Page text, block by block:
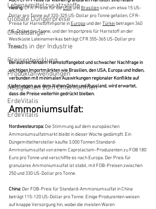
Lebensmittelzusatzstoffe
Globale Düngerpreise
Chelatdünger
Trends in der Industrie
Preisentwicklung
Produktanwendungen
Neuigkeiten zum Unternehmen
ErdeVitalis
ErdeVitalis
niedrig: CFR-Preise für die USA und Brasilien sind um etwa 15 US-
Dollar pro Tonne auf 320-325 US-Dollar pro Tonne gefallen, CFR-
Preise für Harnstoffimporte in Europa und der Türkei betragen 340
US-Dollar pro Tonne, und der Importpreis für Harnstoff an der
Westküste Lateinamerikas beträgt CFR 355-365 US-Dollar pro
Tonne.
Bei ausreichendem Harnstoffangebot und schwacher Nachfrage in
wichtigen Importmärkten wie Brasilien, den USA, Europa und Indien,
verbunden mit minimalen Auswirkungen regionaler Konflikte auf
Lieferungen aus dem Nahen Osten und Russland, wird erwartet,
dass die Preise weiterhin gedrückt bleiben.
Ammoniumsulfat:
Nordwesteuropa: Die Stimmung auf dem europäischen
Ammoniumsulfatmarkt bleibt in dieser Woche gedämpft. Ein
Düngemittelhersteller kaufte 3.000 Tonnen Standard-
Ammoniumsulfat von einem Caprolactam-Produzenten zu FOB 180
Euro pro Tonne und verschiffte es nach Europa. Der Preis für
granulares Ammoniumsulfat ist stabil, mit FOB-Preisen zwischen
250 und 330 US-Dollar pro Tonne.
China: Der FOB-Preis für Standard-Ammoniumsulfat in China
beträgt 115-120 US-Dollar pro Tonne. Einige Produzenten weisen
auf knappe Versorgung hin, wobei die meisten Waren